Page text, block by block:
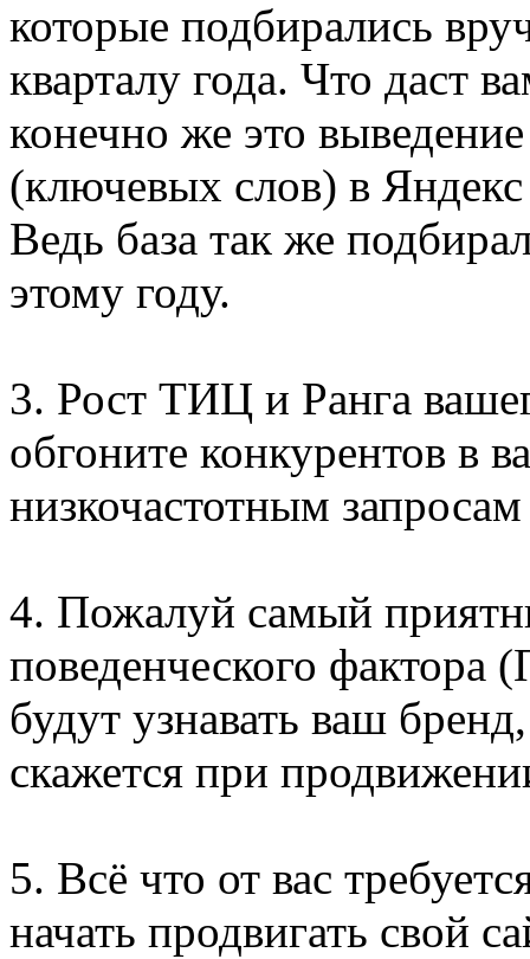
которые подбирались
кварталу года. Что даст
конечно же это
(ключевых слов) в
Ведь база так же
этому году.
3. Рост ТИЦ и Ранга
обгоните конкурентов в
низкочастотным
4. Пожалуй самый
поведенческого
будут узнавать ваш
скажется при
5. Всё что от вас
начать продвигать свой